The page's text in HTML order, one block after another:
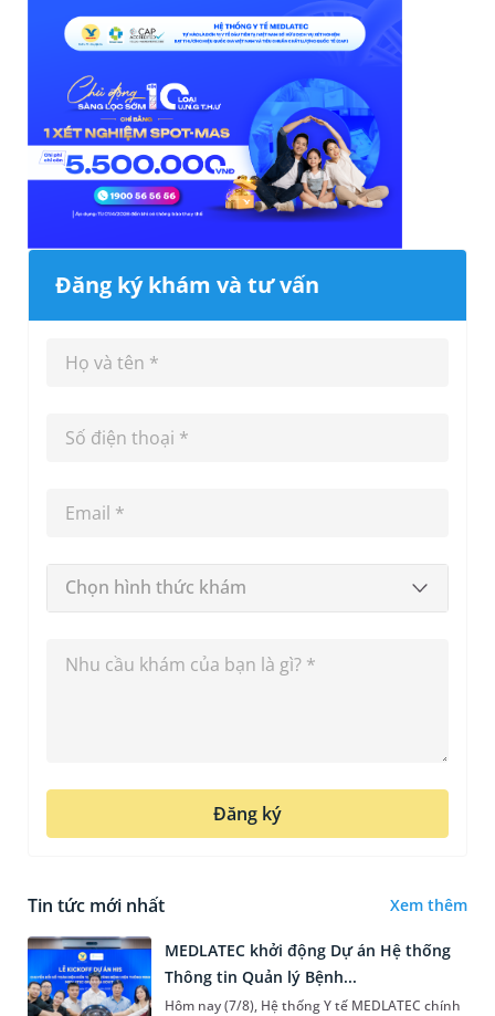
Đăng ký khám và tư vấn
Chọn hình thức khám
Đăng ký
Tin tức mới nhất Xem thêm
MEDLATEC khởi động Dự án Hệ thống
Thông tin Quản lý Bệnh...
Hôm nay (7/8), Hệ thống Y tế MEDLATEC chính